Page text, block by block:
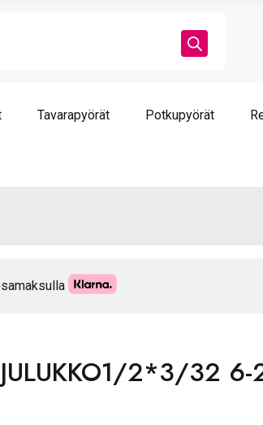
Tavarapyörät Potkupyörät
2*3/32 6-